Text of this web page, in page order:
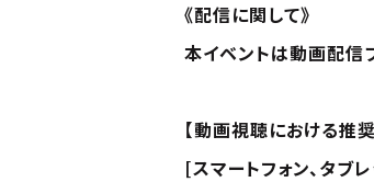
《配信に関して》
本イベントは動画配信
【動画視聴における推
[スマートフォン、タブ